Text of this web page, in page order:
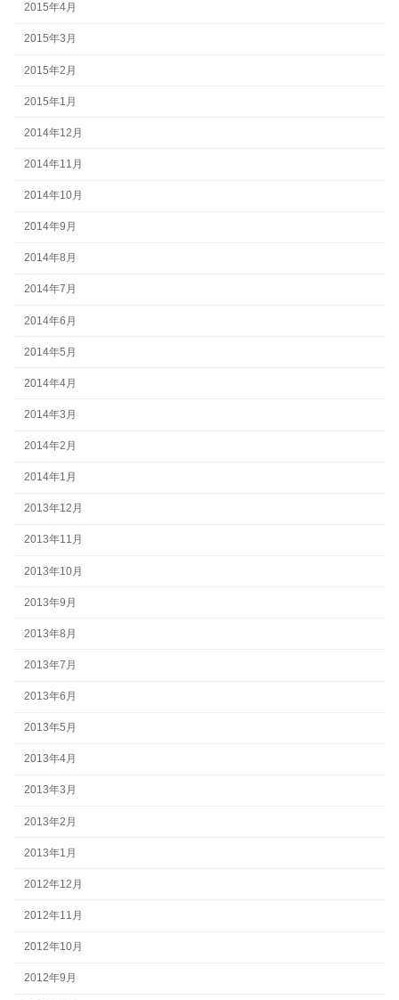
2015年4月
2015年3月
2015年2月
2015年1月
2014年12月
2014年11月
2014年10月
2014年9月
2014年8月
2014年7月
2014年6月
2014年5月
2014年4月
2014年3月
2014年2月
2014年1月
2013年12月
2013年11月
2013年10月
2013年9月
2013年8月
2013年7月
2013年6月
2013年5月
2013年4月
2013年3月
2013年2月
2013年1月
2012年12月
2012年11月
2012年10月
2012年9月